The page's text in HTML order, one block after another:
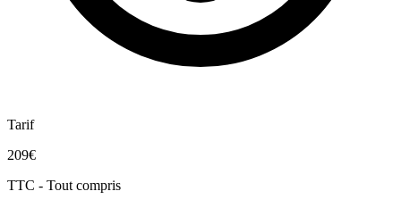
Tarif
209€
TTC - Tout compris